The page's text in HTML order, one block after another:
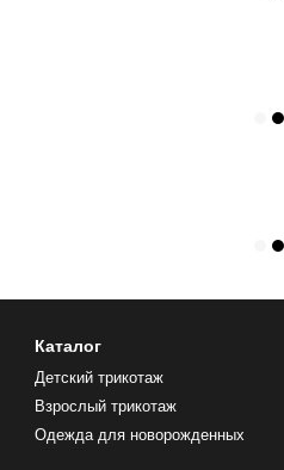
Каталог
Детский трикотаж
Взрослый трикотаж
Одежда для новорожденных